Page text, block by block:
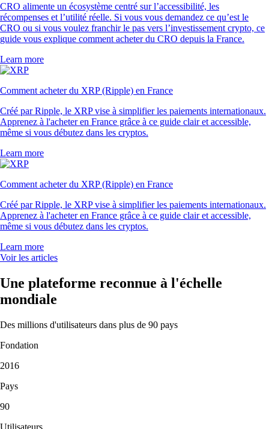
CRO alimente un écosystème centré sur l’accessibilité, les
récompenses et l’utilité réelle. Si vous vous demandez ce qu’est le
CRO ou si vous voulez franchir le pas vers l’investissement crypto, ce
guide vous explique comment acheter du CRO depuis la France.
Learn more
Comment acheter du XRP (Ripple) en France
Créé par Ripple, le XRP vise à simplifier les paiements internationaux.
Apprenez à l'acheter en France grâce à ce guide clair et accessible,
même si vous débutez dans les cryptos.
Learn more
Comment acheter du XRP (Ripple) en France
Créé par Ripple, le XRP vise à simplifier les paiements internationaux.
Apprenez à l'acheter en France grâce à ce guide clair et accessible,
même si vous débutez dans les cryptos.
Learn more
Voir les articles
Une plateforme reconnue à l'échelle
mondiale
Des millions d'utilisateurs dans plus de 90 pays
Fondation
2016
Pays
90
Utilisateurs